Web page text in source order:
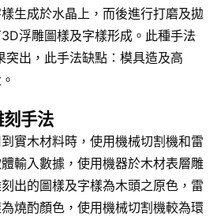
生成於水晶上，而後進行打磨及拋
浮雕圖樣及字樣形成。此種手法
出，此手法缺點：模具造及高
刻手法
實木材料時，使用機械切割機和雷
輸入數據，使用機器於木材表層雕
出的圖樣及字樣為木頭之原色，雷
燒酌顏色，使用機械切割機較為環